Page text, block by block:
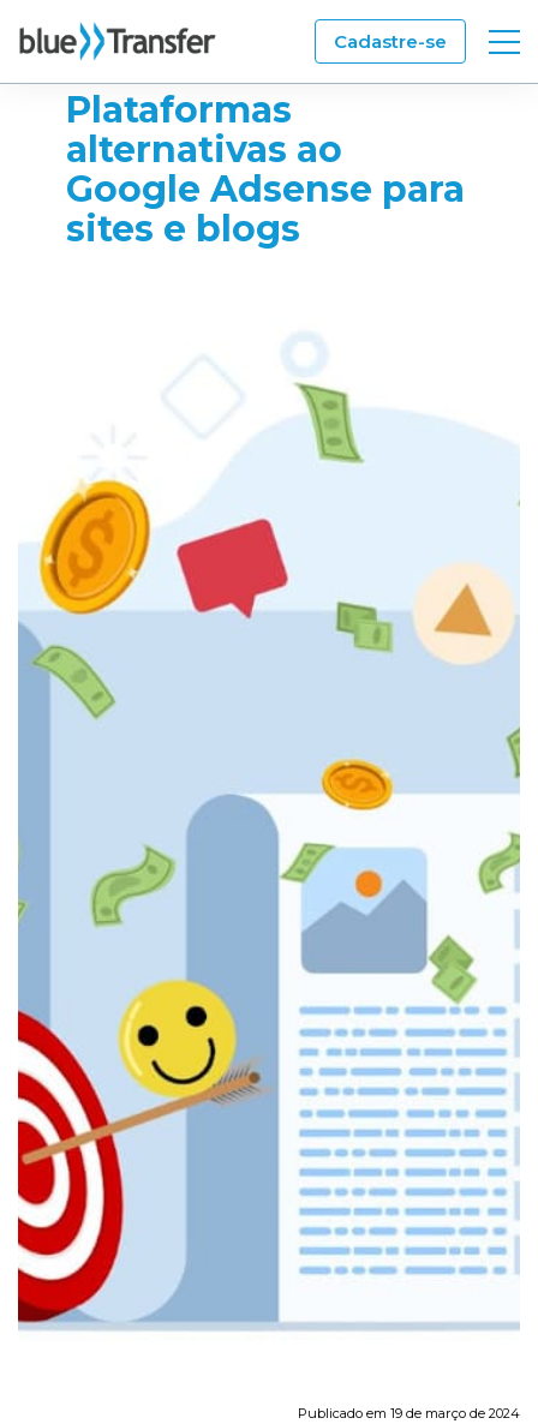
Cadastre-se
Plataformas
alternativas ao
Google Adsense para
sites e blogs
Publicado em 19 de março de 2024
Aponte a Câmera do seu Celular
para o QRCode abaixo e Fale com a
Blue através do WhatsApp:
Se preferir, utilize o WhatsApp